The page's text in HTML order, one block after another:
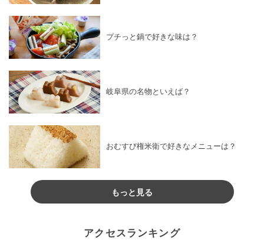
プチっと鍋で好きな味は？
岐阜県の名物といえば？
おむすび権米衛で好きなメニューは？
もっと見る
アクセスランキング